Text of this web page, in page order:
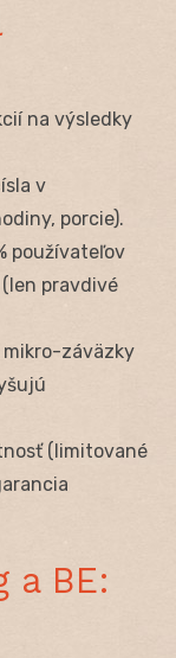
na výsledky
v
porcie).
používateľov
pravdivé
mikro-záväzky
(limitované
a BE: